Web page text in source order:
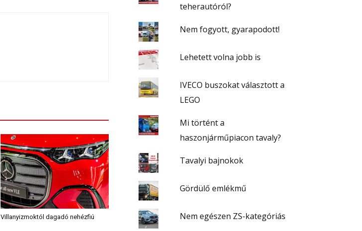
Villanyizmoktól dagadó nehézfiú
teherautóról?
Nem fogyott, gyarapodott!
Lehetett volna jobb is
IVECO buszokat választott a
LEGO
Mi történt a
haszonjárműpiacon tavaly?
Tavalyi bajnokok
Gördülő emlékmű
Nem egészen ZS-kategóriás